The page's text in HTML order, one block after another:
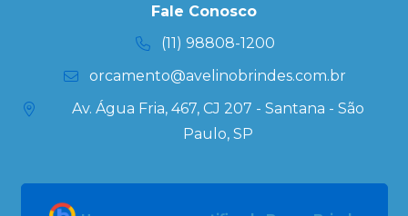
Kits
Fale Conosco
(11) 98808-1200
orcamento@avelinobrindes.com.br
Av. Água Fria, 467, CJ 207 - Santana - São
Paulo, SP